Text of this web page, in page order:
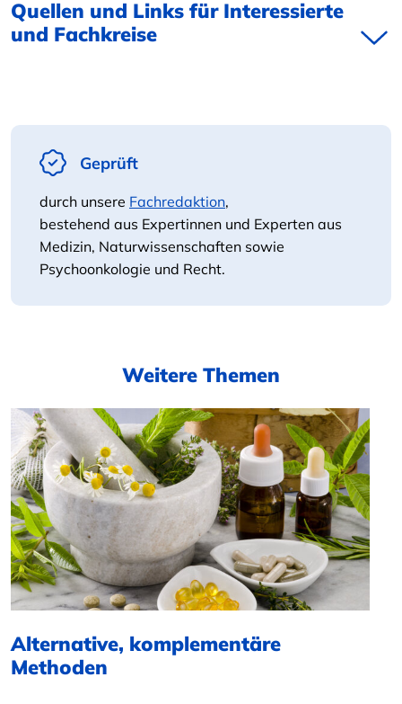
Quellen und Links für Interessierte
und Fachkreise
Geprüft
durch unsere Fachredaktion,
bestehend aus Expertinnen und Experten aus
Medizin, Naturwissenschaften sowie
Psychoonkologie und Recht.
Weitere Themen
Alternative, komplementäre
Methoden